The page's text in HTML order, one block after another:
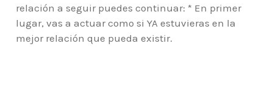
relación a seguir puedes continuar: * En primer
lugar, vas a actuar como si YA estuvieras en la
mejor relación que pueda existir.